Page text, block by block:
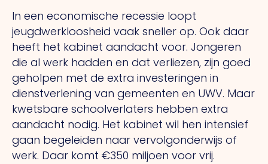
In een economische recessie loopt
jeugdwerkloosheid vaak sneller op. Ook daar
heeft het kabinet aandacht voor. Jongeren
die al werk hadden en dat verliezen, zijn goed
geholpen met de extra investeringen in
dienstverlening van gemeenten en UWV. Maar
kwetsbare schoolverlaters hebben extra
aandacht nodig. Het kabinet wil hen intensief
gaan begeleiden naar vervolgonderwijs of
werk. Daar komt €350 miljoen voor vrij.